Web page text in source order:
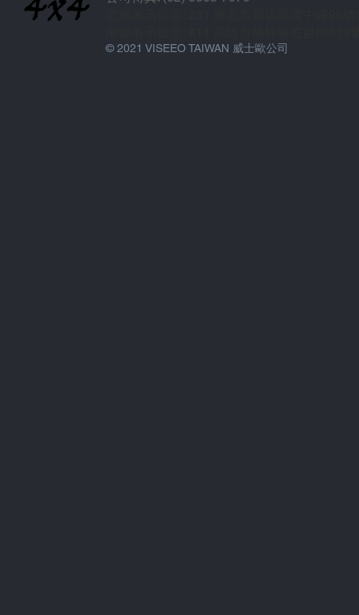
© 2021 VISEEO TAIWAN 威士歐公司